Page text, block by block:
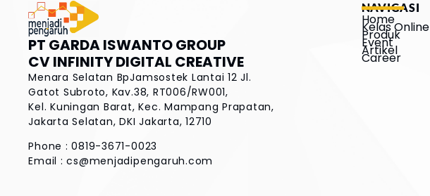
PT GARDA ISWANTO GROUP
CV INFINITY DIGITAL CREATIVE
Menara Selatan BpJamsostek Lantai 12Jl.
Gatot Subroto, Kav.38, RT006/RW001,
Kel. Kuningan Barat, Kec. Mampang Prapatan,
Jakarta Selatan, DKI Jakarta, 12710
Phone : 0819-3671-0023
Email :cs@menjadipengaruh.com
NAVIGASI
Home
Kelas Online
Produk
Event
Artikel
Career